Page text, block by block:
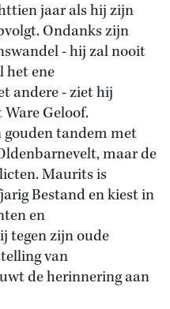
jaar als hij zijn
Ondanks zijn
- hij zal nooit
het ene
andere - ziet hij
Geloof.
tandem met
maar de
Maurits is
Bestand en kiest in
en
tegen zijn oude
van
de herinnering aan